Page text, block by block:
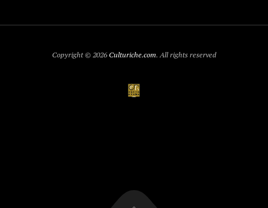
Copyright © 2026Culturiche.com. All rights reserved